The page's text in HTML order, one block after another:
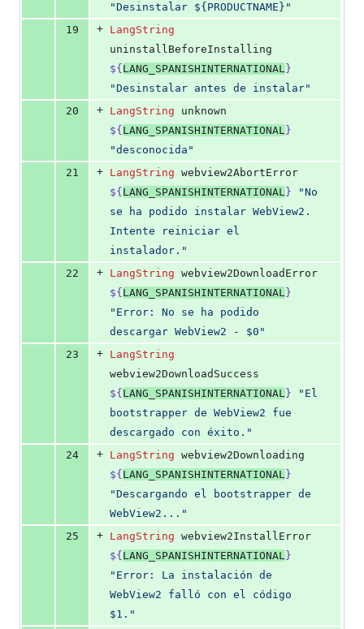
"Desinstalar ${PRODUCTNAME} "
19
+ LangString
${ LANG_SPANISHINTERNATIONAL }
"Desinstalar antes de instalar"
20
+ LangString
${ LANG_SPANISHINTERNATIONAL }
"desconocida "
21
+ LangString
${ LANG_SPANISHINTERNATIONAL } "No
se ha podido instalar WebView2.
Intente reiniciar el
instalador. "
22
+ LangString
${ LANG_SPANISHINTERNATIONAL }
" Error: No se ha podido
descargar WebView2 - $0 "
23
+ LangString
${ LANG_SPANISHINTERNATIONAL } " El
bootstrapper de WebView2 fue
descargado con éxito. "
24
+ LangString
${ LANG_SPANISHINTERNATIONAL }
"Descargando el bootstrapper de
WebView2... "
25
+ LangString
${ LANG_SPANISHINTERNATIONAL }
" Error: La instalación de
WebView2 falló con el código
$1. "